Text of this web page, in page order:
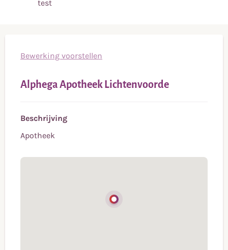
test
Bewerking voorstellen
Alphega Apotheek Lichtenvoorde
Beschrijving
Apotheek